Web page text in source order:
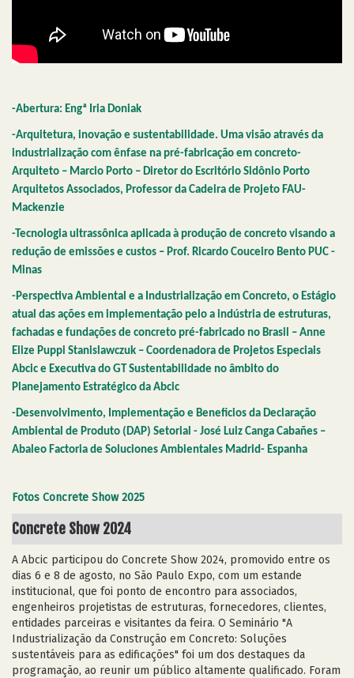
-Abertura: Engª Iria Doniak
-Arquitetura, inovação e sustentabilidade. Uma visão através da
industrialização com ênfase na pré-fabricação em concreto-
Arquiteto – Marcio Porto – Diretor do Escritório Sidônio Porto
Arquitetos Associados, Professor da Cadeira de Projeto FAU-
Mackenzie
-Tecnologia ultrassônica aplicada à produção de concreto visando a
redução de emissões e custos – Prof. Ricardo Couceiro Bento PUC -
Minas
-Perspectiva Ambiental e a Industrialização em Concreto, o Estágio
atual das ações em implementação pelo a indústria de estruturas,
fachadas e fundações de concreto pré-fabricado no Brasil – Anne
Elize Puppi Stanislawczuk – Coordenadora de Projetos Especiais
Abcic e Executiva do GT Sustentabilidade no âmbito do
Planejamento Estratégico da Abcic
-Desenvolvimento, Implementação e Beneficios da Declaração
Ambiental de Produto (DAP) Setorial - José Luiz Canga Cabañes –
Abaleo Factoria de Soluciones Ambientales Madrid- Espanha
Fotos Concrete Show 2025
Concrete Show 2024
A Abcic participou do Concrete Show 2024, promovido entre os
dias 6 e 8 de agosto, no São Paulo Expo, com um estande
institucional, que foi ponto de encontro para associados,
engenheiros projetistas de estruturas, fornecedores, clientes,
entidades parceiras e visitantes da feira. O Seminário "A
Industrialização da Construção em Concreto: Soluções
sustentáveis para as edificações" foi um dos destaques da
programação, ao reunir um público altamente qualificado. Foram